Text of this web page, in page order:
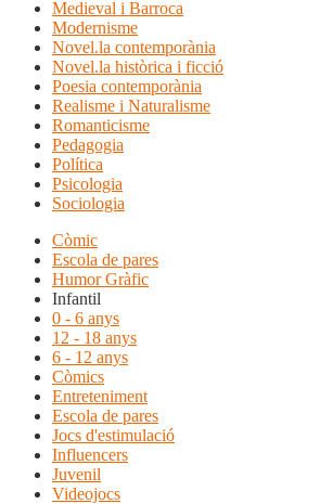
Medieval i Barroca
Modernisme
Novel.la contemporània
Novel.la històrica i ficció
Poesia contemporània
Realisme i Naturalisme
Romanticisme
Pedagogia
Política
Psicologia
Sociologia
Còmic
Escola de pares
Humor Gràfic
Infantil
0 - 6 anys
12 - 18 anys
6 - 12 anys
Còmics
Entreteniment
Escola de pares
Jocs d'estimulació
Influencers
Juvenil
Videojocs